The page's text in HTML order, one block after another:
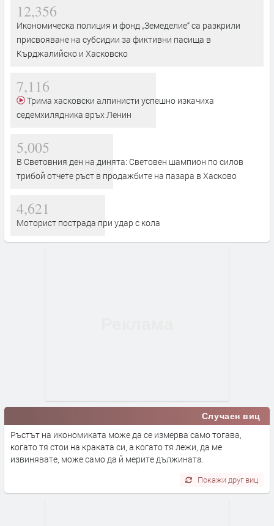
12,356
Икономическа полиция и фонд „Земеделие“ са разкрили
присвояване на субсидии за фиктивни пасища в
Кърджалийско и Хасковско
7,116
седемхилядника връх Ленин
5,005
В Световния ден на динята: Световен шампион по силов
трибой отчете ръст в продажбите на пазара в Хасково
4,621
Моторист пострада при удар с кола
Случаен виц
Ръстът на икономиката може да се измерва само тогава,
когато тя стои на краката си, а когато тя лежи, да ме
извинявате, може само да й мерите дължината.
Покажи друг виц